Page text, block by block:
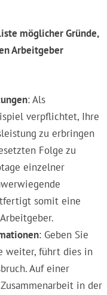
möglicher Gründe,
Arbeitgeber
: Als
verpflichtet, Ihre
zu erbringen
Folge zu
einzelner
somit eine
: Geben Sie
weiter, führt dies in
Auf einer
in der